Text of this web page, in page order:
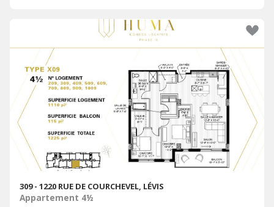
309 - 1220 RUE DE COURCHEVEL, LÉVIS
Appartement 4½